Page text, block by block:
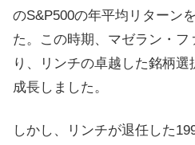
のS&P500の年平均リターン
た。この時期、マゼラン・フ
り、リンチの卓越した銘柄
成長しました。
しかし、リンチが退任した